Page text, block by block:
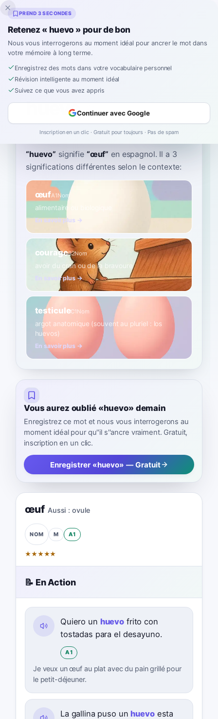
Inklingo
Accueil› Espagnol›Dictionnaire ›huevo
huevo
OO-EH-voh ˈweβo
“huevo” signifie “œuf” en espagnol. Il a 3
significations différentes selon le contexte:
œufA1Nom
alimentaire ou biologique
En savoir plus →
courageB2Nom
avoir du cran ou de la bravoure
En savoir plus →
testiculeC1Nom
argot anatomique (souvent au pluriel : los
huevos)
En savoir plus →
Vous aurez oublié «huevo» demain
Enregistrez ce mot et nous vous interrogerons au
moment idéal pour qu''il s''ancre vraiment. Gratuit,
inscription en un clic.
Enregistrer «huevo» — Gratuit
œuf Aussi : ovule
NOM M A1
★★★★★
📝 En Action
Quiero un huevo frito con
tostadas para el desayuno.
A1
Je veux un œuf au plat avec du pain grillé pour
le petit-déjeuner.
La gallina puso un huevoesta
PREND 3 SECONDES
Retenez « huevo » pour de bon
Nous vous interrogerons au moment idéal pour ancrer le mot dans
votre mémoire à long terme.
Enregistrez des mots dans votre vocabulaire personnel
Révision intelligente au moment idéal
Suivez ce que vous avez appris
Continuer avec Google
Inscription en un clic · Gratuit pour toujours · Pas de spam